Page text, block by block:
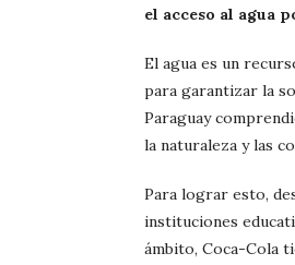
el acceso al agua
El agua es un
para garantizar la
Paraguay
la naturaleza y las
Para lograr esto,
instituciones
ámbito, Coca-Cola